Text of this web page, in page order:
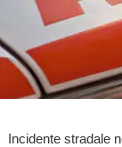
Incidente stradale